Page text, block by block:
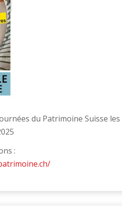
du Patrimoine Suisse les
: